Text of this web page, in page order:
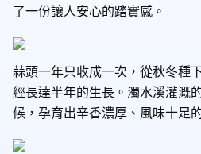
了一份讓人安心的踏實感。
蒜頭一年只收成一次，從秋冬種
經長達半年的生長。濁水溪灌溉
候，孕育出辛香濃厚、風味十足